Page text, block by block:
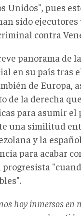
Unidos", pues
sido ejecutores
contra
panorama de
en su país tras
de Europa,
de la derecha
para asumir el
una similitud
y la
para acabar
progresista
hoy inmersos en